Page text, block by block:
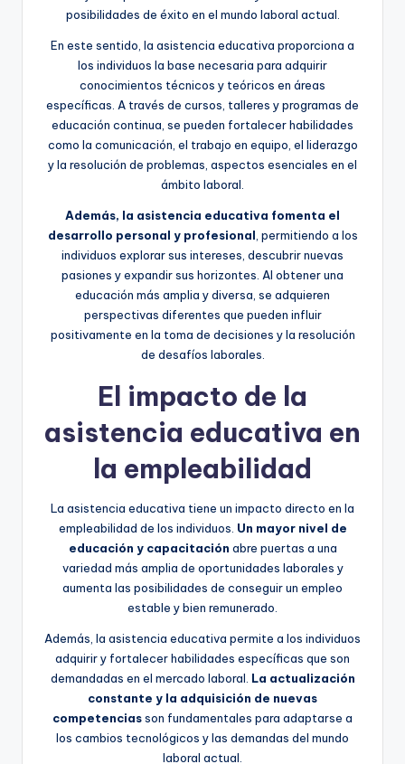
posibilidades de éxito en el mundo laboral actual.
En este sentido, la asistencia educativa proporciona a
los individuos la base necesaria para adquirir
conocimientos técnicos y teóricos en áreas
específicas. A través de cursos, talleres y programas de
educación continua, se pueden fortalecer habilidades
como la comunicación, el trabajo en equipo, el liderazgo
y la resolución de problemas, aspectos esenciales en el
ámbito laboral.
Además, la asistencia educativa fomenta el
desarrollo personal y profesional , permitiendo a los
individuos explorar sus intereses, descubrir nuevas
pasiones y expandir sus horizontes. Al obtener una
educación más amplia y diversa, se adquieren
perspectivas diferentes que pueden influir
positivamente en la toma de decisiones y la resolución
de desafíos laborales.
El impacto de la
asistencia educativa en
la empleabilidad
La asistencia educativa tiene un impacto directo en la
empleabilidad de los individuos. Un mayor nivel de
educación y capacitación abre puertas a una
variedad más amplia de oportunidades laborales y
aumenta las posibilidades de conseguir un empleo
estable y bien remunerado.
Además, la asistencia educativa permite a los individuos
adquirir y fortalecer habilidades específicas que son
demandadas en el mercado laboral. La actualización
constante y la adquisición de nuevas
competenciasson fundamentales para adaptarse a
los cambios tecnológicos y las demandas del mundo
laboral actual.